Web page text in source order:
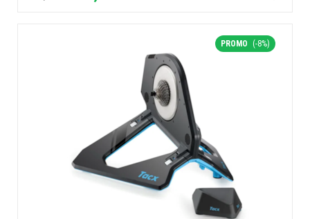
PROMO (-8%)